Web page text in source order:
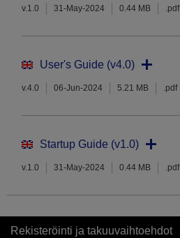
v.1.0 31-May-2024 0.44 MB .pdf
User's Guide (v4.0)
v.4.0 06-Jun-2024 5.21 MB .pdf
Startup Guide (v1.0)
v.1.0 31-May-2024 0.44 MB .pdf
Rekisteröinti ja takuuvaihtoehdot